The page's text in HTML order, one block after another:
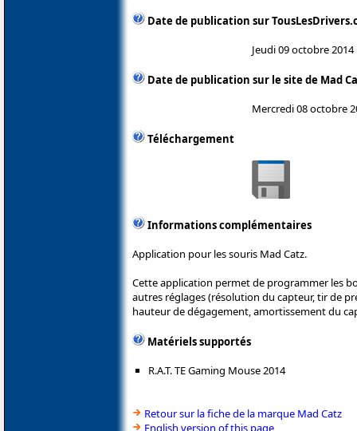
Date de publication sur
Jeudi 09 octobre 2014
Date de publication sur le site de Mad
Mercredi 08 octobre
Téléchargement
Informations complémentaires
Application pour les souris Mad Catz.
Cette application permet de programmer les
autres réglages (résolution du capteur, tir de
hauteur de dégagement, amortissement du
Matériels supportés
R.A.T. TE Gaming Mouse 2014
Retour sur la fiche de la marque Mad Catz
English version of this page